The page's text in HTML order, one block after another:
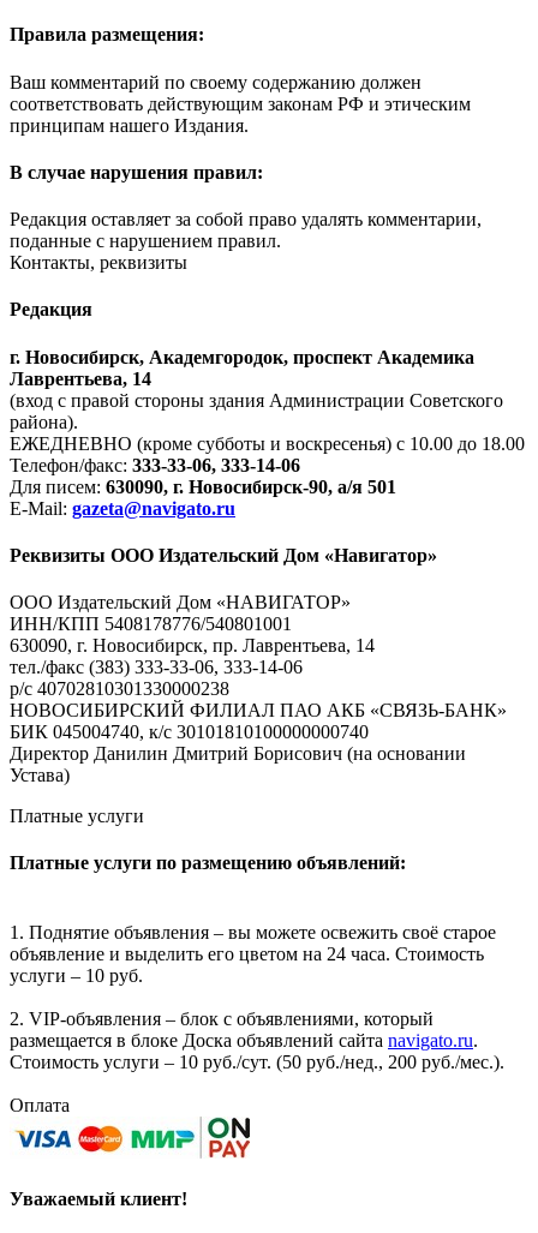
Правила размещения:
Ваш комментарий по своему содержанию должен
соответствовать действующим законам РФ и этическим
принципам нашего Издания.
В случае нарушения правил:
Редакция оставляет за собой право удалять комментарии,
поданные с нарушением правил.
Контакты, реквизиты
Редакция
г. Новосибирск, Академгородок, проспект Академика
Лаврентьева, 14
(вход с правой стороны здания Администрации Советского
района).
ЕЖЕДНЕВНО (кроме субботы и воскресенья) с 10.00 до 18.00
Телефон/факс: 333-33-06, 333-14-06
Для писем: 630090, г. Новосибирск-90, а/я 501
E-Mail: gazeta@navigato.ru
Реквизиты ООО Издательский Дом «Навигатор»
ООО Издательский Дом «НАВИГАТОР»
ИНН/КПП 5408178776/540801001
630090, г. Новосибирск, пр. Лаврентьева, 14
тел./факс (383) 333-33-06, 333-14-06
р/с 40702810301330000238
НОВОСИБИРСКИЙ ФИЛИАЛ ПАО АКБ «СВЯЗЬ-БАНК»
БИК 045004740, к/с 30101810100000000740
Директор Данилин Дмитрий Борисович (на основании
Устава)
Платные услуги
Платные услуги по размещению объявлений:
1. Поднятие объявления – вы можете освежить своё старое
объявление и выделить его цветом на 24 часа. Стоимость
услуги – 10 руб.
2. VIP-объявления – блок с объявлениями, который
размещается в блоке Доска объявлений сайта navigato.ru.
Стоимость услуги – 10 руб./сут. (50 руб./нед., 200 руб./мес.).
Оплата
Уважаемый клиент!